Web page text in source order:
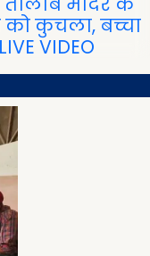
को कुचला, बच्चा
VIDEO